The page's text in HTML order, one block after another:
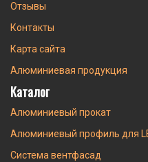
Отзывы
Контакты
Карта сайта
Алюминиевая продукция
Каталог
Алюминиевый прокат
Алюминиевый профиль для
Система вентфасад